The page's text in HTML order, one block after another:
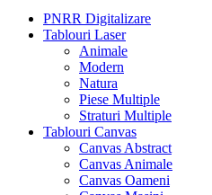
PNRR Digitalizare
Tablouri Laser
Animale
Modern
Natura
Piese Multiple
Straturi Multiple
Tablouri Canvas
Canvas Abstract
Canvas Animale
Canvas Oameni